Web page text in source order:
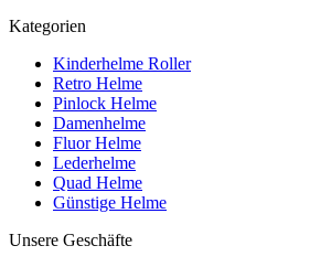
Kategorien
Kinderhelme Roller
Retro Helme
Pinlock Helme
Damenhelme
Fluor Helme
Lederhelme
Quad Helme
Günstige Helme
Unsere Geschäfte